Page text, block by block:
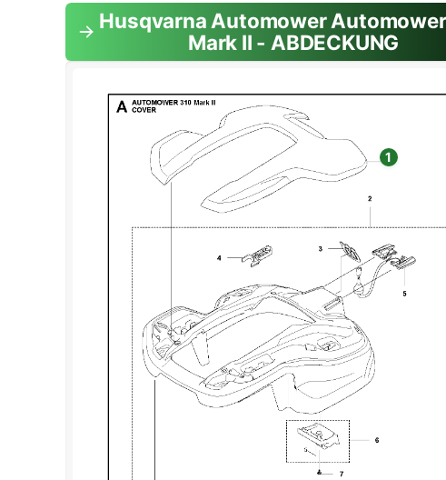
Husqvarna Automower
Mark II - ABDECKUNG
1